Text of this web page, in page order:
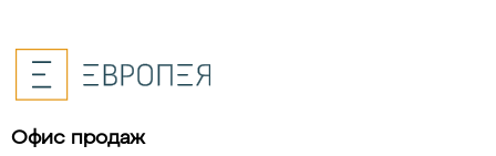
Офис продаж